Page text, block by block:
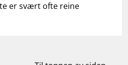
er svært ofte reine